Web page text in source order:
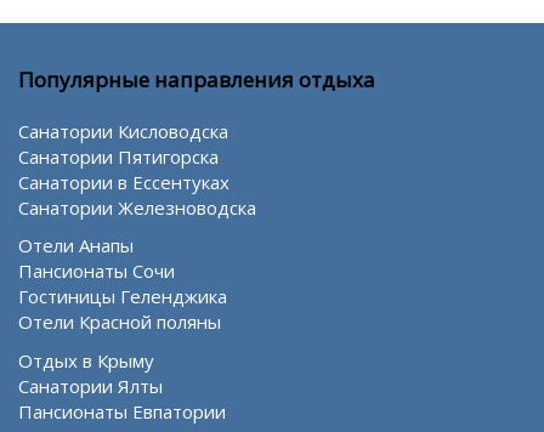
Популярные направления отдыха
Санатории Кисловодска
Санатории Пятигорска
Санатории в Ессентуках
Санатории Железноводска
Отели Анапы
Пансионаты Сочи
Гостиницы Геленджика
Отели Красной поляны
Отдых в Крыму
Санатории Ялты
Пансионаты Евпатории